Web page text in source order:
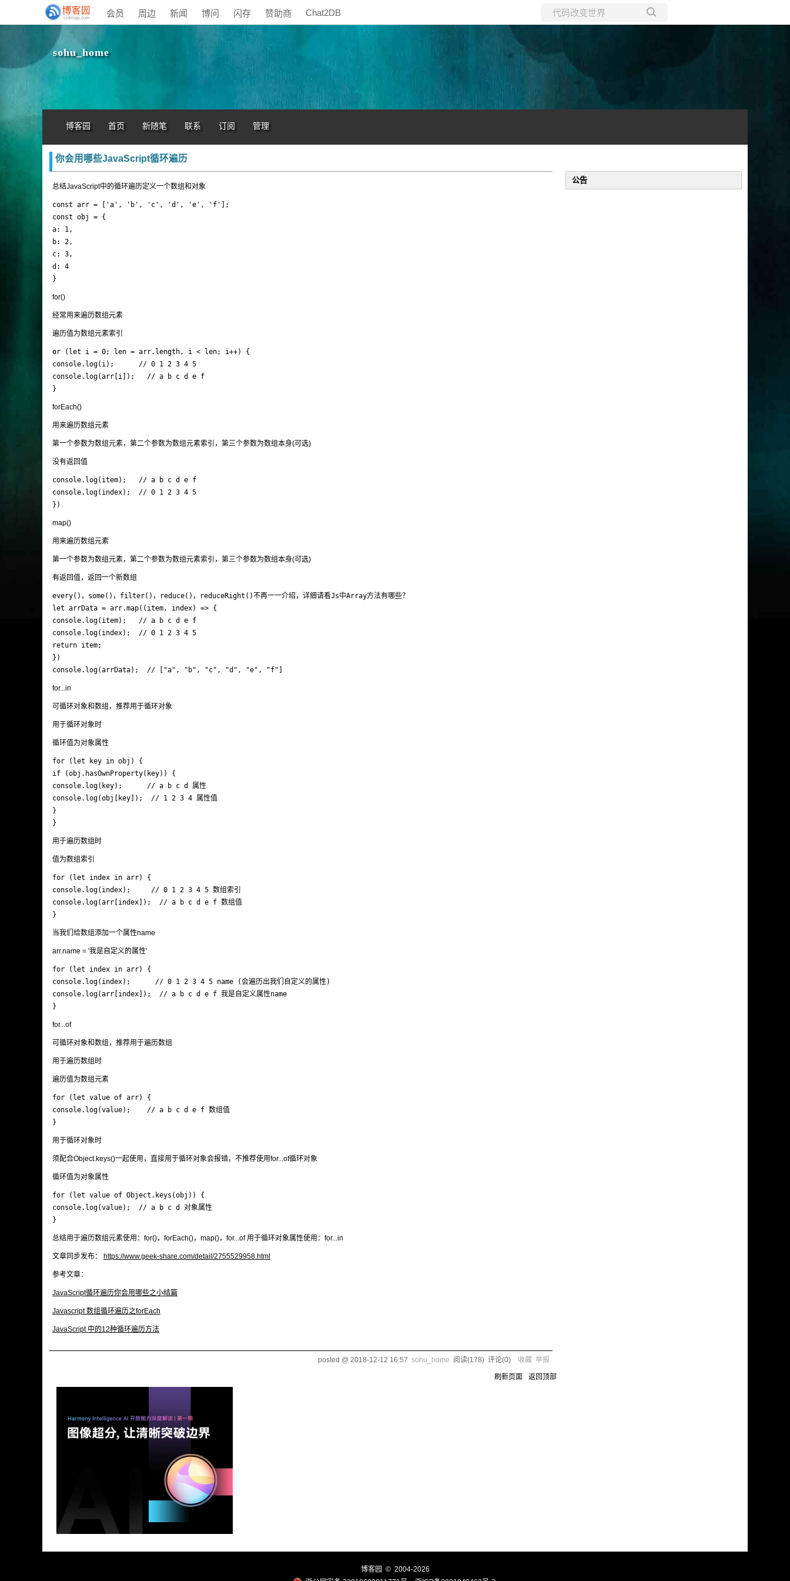
会员 周边 新闻 博问 闪存 赞助商 Chat2DB
sohu_home
博客园 首页 新随笔 联系 订阅 管理
你会用哪些JavaScript循环遍历
总结JavaScript中的循环遍历定义一个数组和对象
const arr = ['a', 'b', 'c', 'd', 'e', 'f'];
const obj = {
a: 1,
b: 2,
c: 3,
d: 4
}
for()
经常用来遍历数组元素
遍历值为数组元素索引
or (let i = 0; len = arr.length, i < len; i++) {
console.log(i);      // 0 1 2 3 4 5
console.log(arr[i]);   // a b c d e f
}
forEach()
用来遍历数组元素
第一个参数为数组元素，第二个参数为数组元素索引，第三个参数为数组本身(可选)
没有返回值
console.log(item);   // a b c d e f
console.log(index);  // 0 1 2 3 4 5
})
map()
用来遍历数组元素
第一个参数为数组元素，第二个参数为数组元素索引，第三个参数为数组本身(可选)
有返回值，返回一个新数组
every()，some()，filter()，reduce()，reduceRight()不再一一介绍，详细请看Js中Array方法有哪些？
let arrData = arr.map((item, index) => {
console.log(item);   // a b c d e f
console.log(index);  // 0 1 2 3 4 5
return item;
})
console.log(arrData);  // ["a", "b", "c", "d", "e", "f"]
for...in
可循环对象和数组，推荐用于循环对象
用于循环对象时
循环值为对象属性
for (let key in obj) {
if (obj.hasOwnProperty(key)) {
console.log(key);      // a b c d 属性
console.log(obj[key]);  // 1 2 3 4 属性值
}
}
用于遍历数组时
值为数组索引
for (let index in arr) {
console.log(index);     // 0 1 2 3 4 5 数组索引
console.log(arr[index]);  // a b c d e f 数组值
}
当我们给数组添加一个属性name
arr.name = '我是自定义的属性'
for (let index in arr) {
console.log(index);      // 0 1 2 3 4 5 name (会遍历出我们自定义的属性)
console.log(arr[index]);  // a b c d e f 我是自定义属性name
}
for...of
可循环对象和数组，推荐用于遍历数组
用于遍历数组时
遍历值为数组元素
for (let value of arr) {
console.log(value);    // a b c d e f 数组值
}
用于循环对象时
须配合Object.keys()一起使用，直接用于循环对象会报错，不推荐使用for...of循环对象
循环值为对象属性
for (let value of Object.keys(obj)) {
console.log(value);  // a b c d 对象属性
}
总结用于遍历数组元素使用：for()，forEach()，map()，for...of 用于循环对象属性使用：for...in
文章同步发布： https://www.geek-share.com/detail/2755529958.html
参考文章：
JavaScript循环遍历你会用哪些之小结篇
Javascript 数组循环遍历之forEach
JavaScript 中的12种循环遍历方法
posted @ 2018-12-12 16:57 sohu_home 阅读(178) 评论(0) 收藏 举报
刷新页面 返回顶部
公告
博客园 © 2004-2026